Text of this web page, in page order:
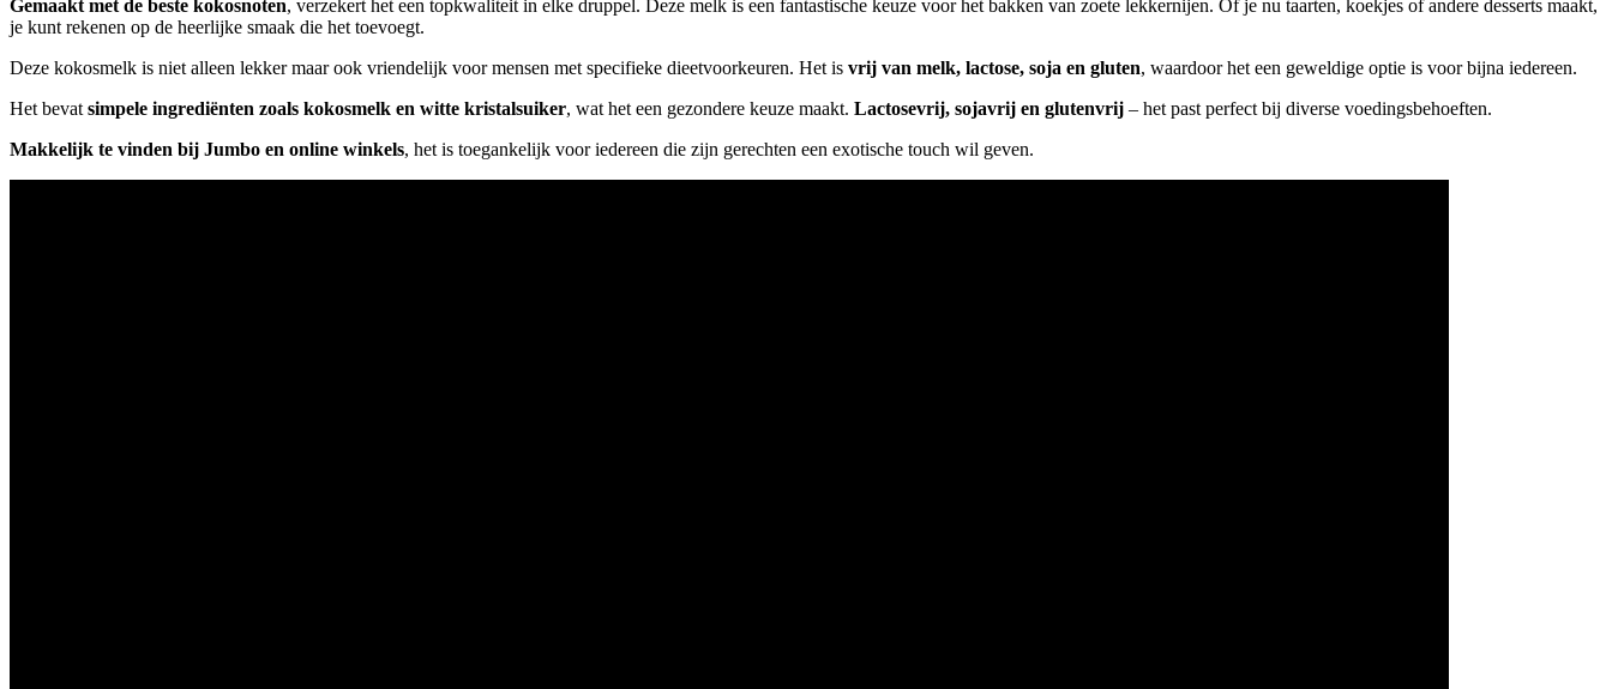
Gemaakt met de beste kokosnoten, verzekert het een topkwaliteit in elke druppel. Deze melk is een fantastische keuze voor het bakken van zoete lekkernijen. Of je nu taarten, koekjes of andere desserts maakt,
je kunt rekenen op de heerlijke smaak die het toevoegt.
Deze kokosmelk is niet alleen lekker maar ook vriendelijk voor mensen met specifieke dieetvoorkeuren. Het is vrij van melk, lactose, soja en gluten, waardoor het een geweldige optie is voor bijna iedereen.
Het bevat simpele ingrediënten zoals kokosmelk en witte kristalsuiker, wat het een gezondere keuze maakt. Lactosevrij, sojavrij en glutenvrij – het past perfect bij diverse voedingsbehoeften.
Makkelijk te vinden bij Jumbo en online winkels, het is toegankelijk voor iedereen die zijn gerechten een exotische touch wil geven.